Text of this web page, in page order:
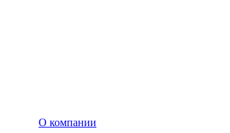
О компании